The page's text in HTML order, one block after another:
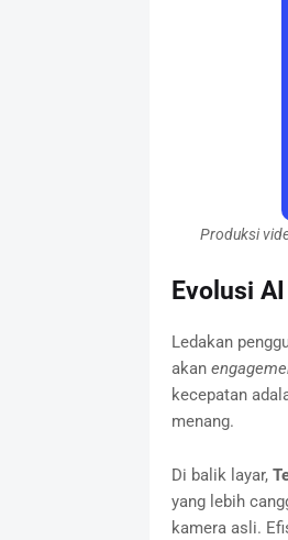
Produksi
Evolusi
Ledakan
akan
kecepatan
menang.
Di balik layar,
yang lebih
kamera asli.